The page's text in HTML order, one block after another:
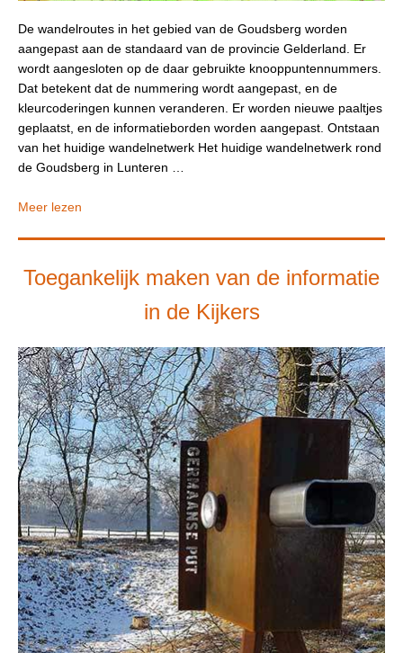
De wandelroutes in het gebied van de Goudsberg worden
aangepast aan de standaard van de provincie Gelderland. Er
wordt aangesloten op de daar gebruikte knooppuntennummers.
Dat betekent dat de nummering wordt aangepast, en de
kleurcoderingen kunnen veranderen. Er worden nieuwe paaltjes
geplaatst, en de informatieborden worden aangepast. Ontstaan
van het huidige wandelnetwerk Het huidige wandelnetwerk rond
de Goudsberg in Lunteren …
Meer lezen
Toegankelijk maken van de informatie
in de Kijkers